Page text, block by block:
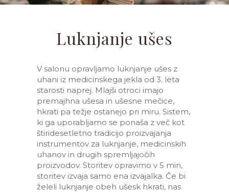
Luknjanje ušes
V salonu opravljamo luknjanje ušes z
uhani iz medicinskega jekla od 3. leta
starosti naprej. Mlajši otroci imajo
premajhna ušesa in ušesne mečice,
hkrati pa težje ostanejo pri miru. Sistem,
ki ga uporabljamo se ponaša z več kot
štiridesetletno tradicijo proizvajanja
instrumentov za luknjanje, medicinskih
uhanov in drugih spremljajočih
proizvodov. Storitev opravimo v 5 min,
storitev izvaja samo ena izvajalka. Če bi
želeli luknjanje obeh ušesk hkrati, nas